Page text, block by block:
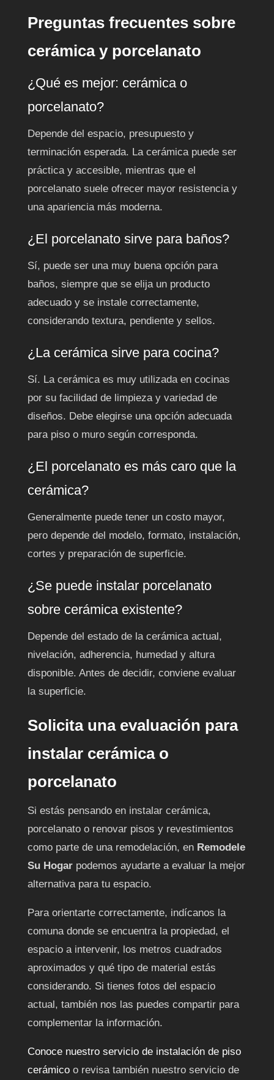
Preguntas frecuentes sobre
cerámica y porcelanato
¿Qué es mejor: cerámica o
porcelanato?
Depende del espacio, presupuesto y
terminación esperada. La cerámica puede ser
práctica y accesible, mientras que el
porcelanato suele ofrecer mayor resistencia y
una apariencia más moderna.
¿El porcelanato sirve para baños?
Sí, puede ser una muy buena opción para
baños, siempre que se elija un producto
adecuado y se instale correctamente,
considerando textura, pendiente y sellos.
¿La cerámica sirve para cocina?
Sí. La cerámica es muy utilizada en cocinas
por su facilidad de limpieza y variedad de
diseños. Debe elegirse una opción adecuada
para piso o muro según corresponda.
¿El porcelanato es más caro que la
cerámica?
Generalmente puede tener un costo mayor,
pero depende del modelo, formato, instalación,
cortes y preparación de superficie.
¿Se puede instalar porcelanato
sobre cerámica existente?
Depende del estado de la cerámica actual,
nivelación, adherencia, humedad y altura
disponible. Antes de decidir, conviene evaluar
la superficie.
Solicita una evaluación para
instalar cerámica o
porcelanato
Si estás pensando en instalar cerámica,
porcelanato o renovar pisos y revestimientos
como parte de una remodelación, en Remodele
Su Hogarpodemos ayudarte a evaluar la mejor
alternativa para tu espacio.
Para orientarte correctamente, indícanos la
comuna donde se encuentra la propiedad, el
espacio a intervenir, los metros cuadrados
aproximados y qué tipo de material estás
considerando. Si tienes fotos del espacio
actual, también nos las puedes compartir para
complementar la información.
Conoce nuestro servicio de instalación de piso
cerámicoo revisa también nuestro servicio de